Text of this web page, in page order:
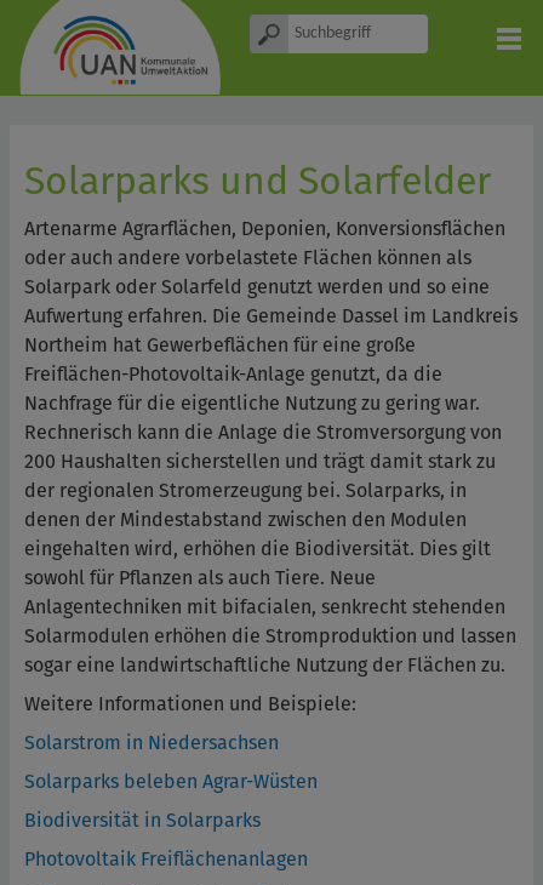
Solarparks und Solarfelder
Artenarme Agrarflächen, Deponien, Konversionsflächen
oder auch andere vorbelastete Flächen können als
Solarpark oder Solarfeld genutzt werden und so eine
Aufwertung erfahren. Die Gemeinde Dassel im Landkreis
Northeim hat Gewerbeflächen für eine große
Freiflächen-Photovoltaik-Anlage genutzt, da die
Nachfrage für die eigentliche Nutzung zu gering war.
Rechnerisch kann die Anlage die Stromversorgung von
200 Haushalten sicherstellen und trägt damit stark zu
der regionalen Stromerzeugung bei. Solarparks, in
denen der Mindestabstand zwischen den Modulen
eingehalten wird, erhöhen die Biodiversität. Dies gilt
sowohl für Pflanzen als auch Tiere. Neue
Anlagentechniken mit bifacialen, senkrecht stehenden
Solarmodulen erhöhen die Stromproduktion und lassen
sogar eine landwirtschaftliche Nutzung der Flächen zu.
Weitere Informationen und Beispiele:
Solarstrom in Niedersachsen
Solarparks beleben Agrar-Wüsten
Biodiversität in Solarparks
Photovoltaik Freiflächenanlagen